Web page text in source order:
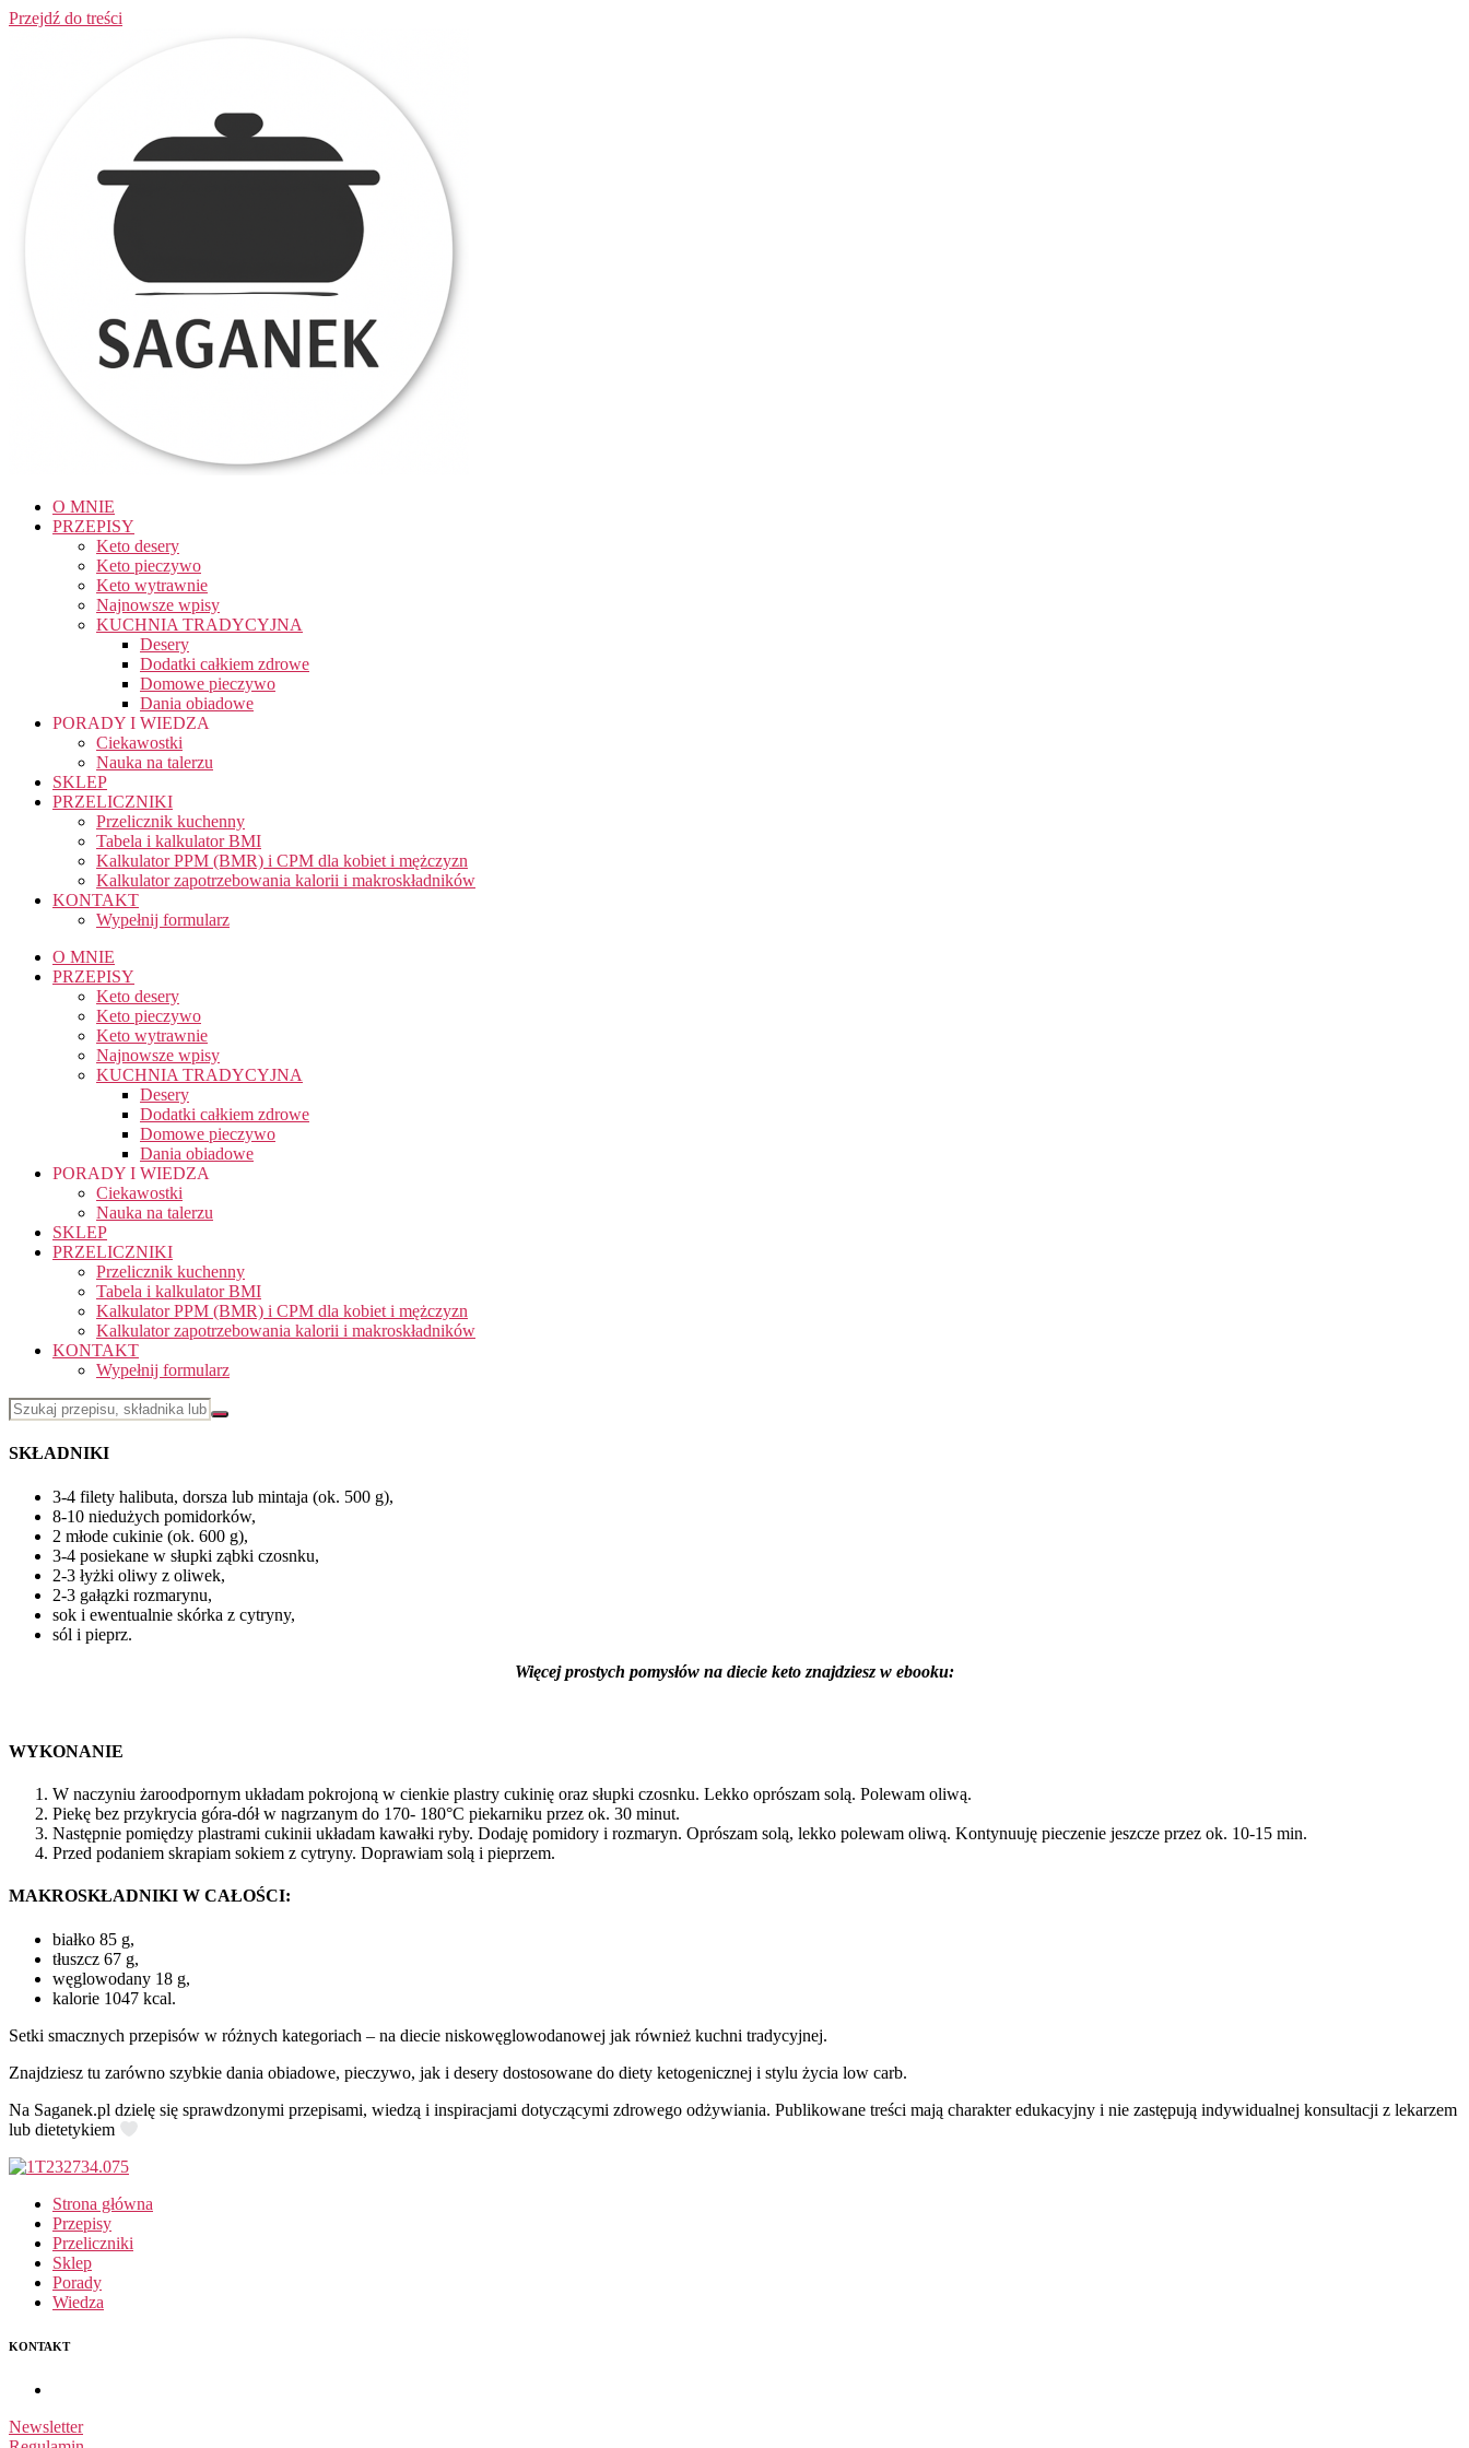
Przejdź do treści
O MNIE
PRZEPISY
Keto desery
Keto pieczywo
Keto wytrawnie
Najnowsze wpisy
KUCHNIA TRADYCYJNA
Desery
Dodatki całkiem zdrowe
Domowe pieczywo
Dania obiadowe
PORADY I WIEDZA
Ciekawostki
Nauka na talerzu
SKLEP
PRZELICZNIKI
Przelicznik kuchenny
Tabela i kalkulator BMI
Kalkulator PPM (BMR) i CPM dla kobiet i mężczyzn
Kalkulator zapotrzebowania kalorii i makroskładników
KONTAKT
Wypełnij formularz
O MNIE
PRZEPISY
Keto desery
Keto pieczywo
Keto wytrawnie
Najnowsze wpisy
KUCHNIA TRADYCYJNA
Desery
Dodatki całkiem zdrowe
Domowe pieczywo
Dania obiadowe
PORADY I WIEDZA
Ciekawostki
Nauka na talerzu
SKLEP
PRZELICZNIKI
Przelicznik kuchenny
Tabela i kalkulator BMI
Kalkulator PPM (BMR) i CPM dla kobiet i mężczyzn
Kalkulator zapotrzebowania kalorii i makroskładników
KONTAKT
Wypełnij formularz
SKŁADNIKI
3-4 filety halibuta, dorsza lub mintaja (ok. 500 g),
8-10 niedużych pomidorków,
2 młode cukinie (ok. 600 g),
3-4 posiekane w słupki ząbki czosnku,
2-3 łyżki oliwy z oliwek,
2-3 gałązki rozmarynu,
sok i ewentualnie skórka z cytryny,
sól i pieprz.
Więcej prostych pomysłów na diecie keto znajdziesz w ebooku:
WYKONANIE
W naczyniu żaroodpornym układam pokrojoną w cienkie plastry cukinię oraz słupki czosnku. Lekko oprószam solą. Polewam oliwą.
Piekę bez przykrycia góra-dół w nagrzanym do 170- 180°C piekarniku przez ok. 30 minut.
Następnie pomiędzy plastrami cukinii układam kawałki ryby. Dodaję pomidory i rozmaryn. Oprószam solą, lekko polewam oliwą. Kontynuuję pieczenie jeszcze przez ok. 10-15 min.
Przed podaniem skrapiam sokiem z cytryny. Doprawiam solą i pieprzem.
MAKROSKŁADNIKI W CAŁOŚCI:
białko 85 g,
tłuszcz 67 g,
węglowodany 18 g,
kalorie 1047 kcal.
Setki smacznych przepisów w różnych kategoriach – na diecie niskowęglowodanowej jak również kuchni tradycyjnej.
Znajdziesz tu zarówno szybkie dania obiadowe, pieczywo, jak i desery dostosowane do diety ketogenicznej i stylu życia low carb.
Na Saganek.pl dzielę się sprawdzonymi przepisami, wiedzą i inspiracjami dotyczącymi zdrowego odżywiania. Publikowane treści mają charakter edukacyjny i nie zastępują indywidualnej konsultacji z lekarzem
lub dietetykiem
Strona główna
Przepisy
Przeliczniki
Sklep
Porady
Wiedza
KONTAKT
Newsletter